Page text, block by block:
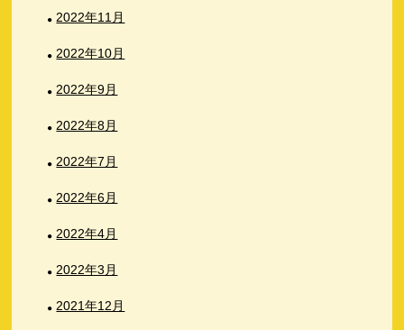
2022年11月
2022年10月
2022年9月
2022年8月
2022年7月
2022年6月
2022年4月
2022年3月
2021年12月